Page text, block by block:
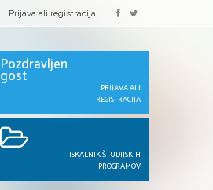
Prijava ali registracija
Pozdravljen
gost
PRIJAVA ALI
REGISTRACIJA
ISKALNIK ŠTUDIJSKIH
PROGRAMOV